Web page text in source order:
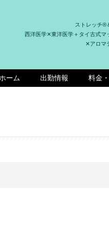
ストレッチ®
西洋医学✕東洋医学＋タイ古式マ
✕アロマ
ホーム 出勤情報 料金